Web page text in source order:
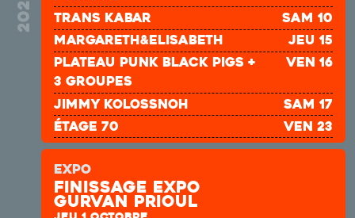
2026 TRANS KABAR
sam 10
Margareth&Elisabeth
jeu 15
plateau punk Black Pigs +
3 groupes
ven 16
JIMMY KOLOSSNOH
sam 17
ÉTAGE 70
ven 23
BALAPHONICS
ven 30
SOAD
EXPO
Finissage expo
Gurvan prioul